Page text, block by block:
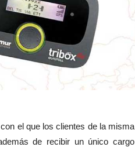
el que los clientes de la misma
de recibir un único cargo